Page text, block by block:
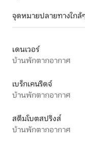
จุดหมายปลายทางใกล้
เดนเวอร์
บ้านพักตากอากาศ
เบร็กเคนริดจ์
บ้านพักตากอากาศ
สตีมโบตสปริงส์
บ้านพักตากอากาศ